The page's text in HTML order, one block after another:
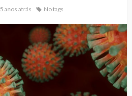
5 anos atrás No tags